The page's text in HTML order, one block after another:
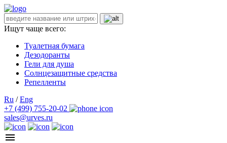
Ищут чаще всего:
Туалетная бумага
Дезодоранты
Гели для душа
Солнцезащитные средства
Репелленты
Ru / Eng
+7 (499) 755-20-02
sales@urves.ru